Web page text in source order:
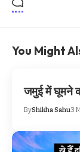
You Might
जमुई में घूमने
ByShikha Sahu3